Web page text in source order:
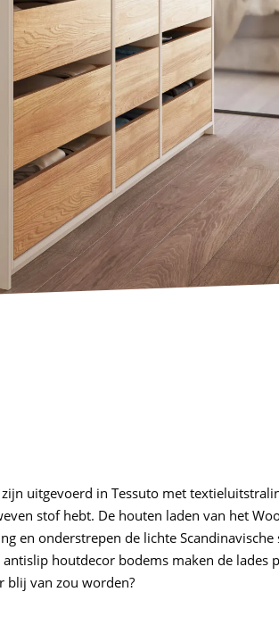
uitgevoerd in Tessuto met
stof hebt. De houten laden van het
en onderstrepen de lichte
houtdecor bodems maken de lades
blij van zou worden?